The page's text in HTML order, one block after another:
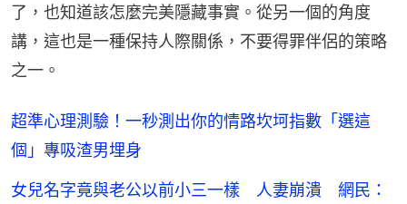
了，也知道該怎麼完美隱藏事實。從另一個的角度
講，這也是一種保持人際關係，不要得罪伴侶的策略
之一。
超準心理測驗！一秒測出你的情路坎坷指數「選這
個」專吸渣男埋身
女兒名字竟與老公以前小三一樣 人妻崩潰 網民：